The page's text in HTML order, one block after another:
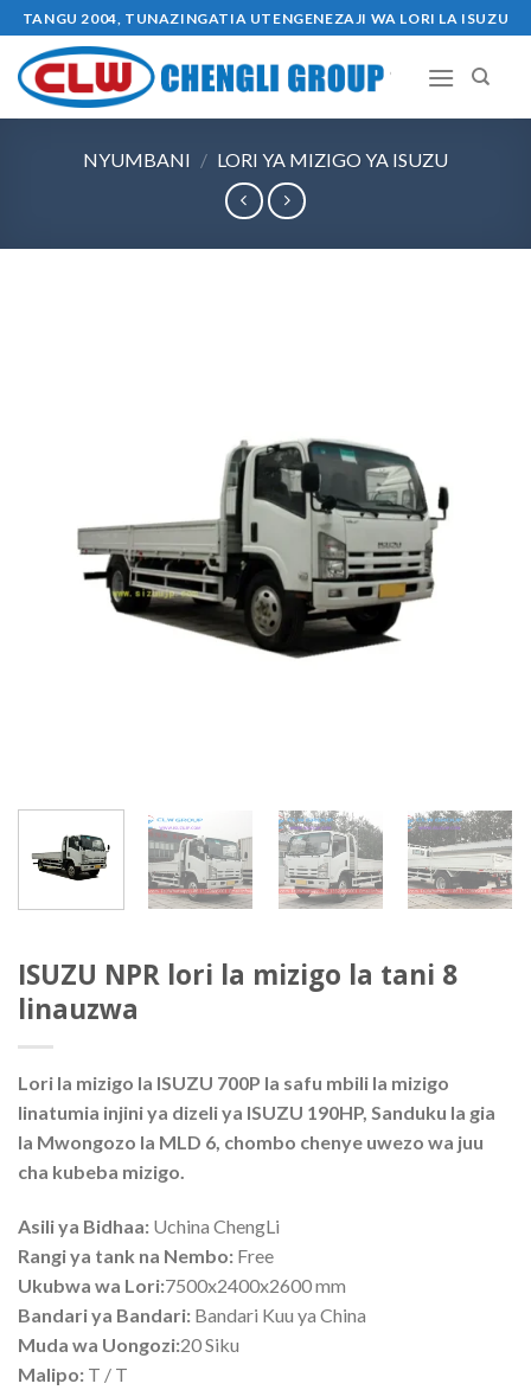
Ruka
kwa
yaliyomo
TANGU 2004, TUNAZINGATIA UTENGENEZAJI WA LORI LA ISUZU
NYUMBANI / LORI YA MIZIGO YA ISUZU
ISUZU NPR lori la mizigo la tani 8
linauzwa
Lori la mizigo la ISUZU 700P la safu mbili la mizigo
linatumia injini ya dizeli ya ISUZU 190HP, Sanduku la gia
la Mwongozo la MLD 6, chombo chenye uwezo wa juu
cha kubeba mizigo.
Asili ya Bidhaa: Uchina ChengLi
Rangi ya tank na Nembo: Free
Ukubwa wa Lori:7500x2400x2600 mm
Bandari ya Bandari: Bandari Kuu ya China
Muda wa Uongozi:20 Siku
Malipo: T / T